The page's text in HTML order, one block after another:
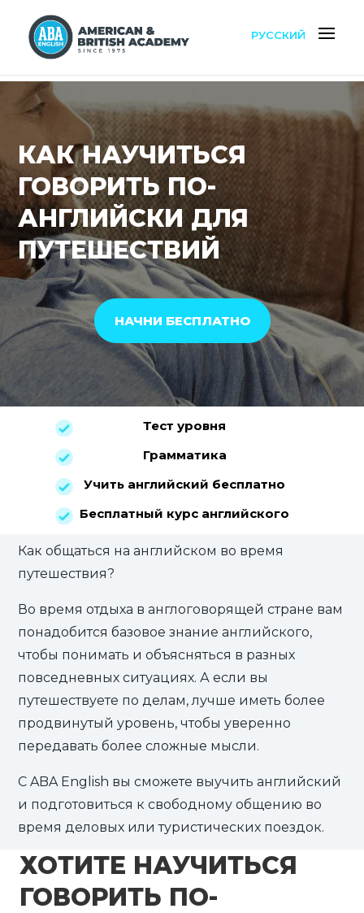
РУССКИЙ
КАК НАУЧИТЬСЯ
ГОВОРИТЬ ПО-
АНГЛИЙСКИ ДЛЯ
ПУТЕШЕСТВИЙ
НАЧНИ БЕСПЛАТНО
Тест уровня
Грамматика
Учить английский бесплатно
Бесплатный курс английского
Как общаться на английском во время
путешествия?
Во время отдыха в англоговорящей стране вам
понадобится базовое знание английского,
чтобы понимать и объясняться в разных
повседневных ситуациях. А если вы
путешествуете по делам, лучше иметь более
продвинутый уровень, чтобы уверенно
передавать более сложные мысли.
С ABA English вы сможете выучить английский
и подготовиться к свободному общению во
время деловых или туристических поездок.
ХОТИТЕ НАУЧИТЬСЯ
ГОВОРИТЬ ПО-